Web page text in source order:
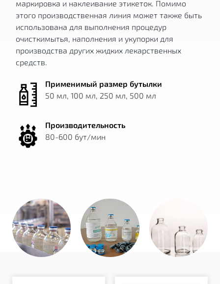
маркировка и наклеивание этикеток. Помимо
этого производственная линия может также быть
использована для выполнения процедур
очисткимытья, наполнения и укупорки для
производства других жидких лекарственных
средств.
Применимый размер бутылки
50 мл, 100 мл, 250 мл, 500 мл
Производительность
80-600 бут/мин